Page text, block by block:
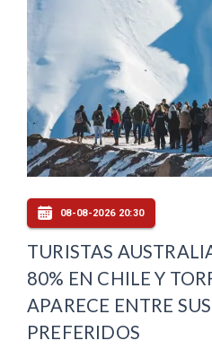
08-08-2026 20:30
TURISTAS
80% EN CHILE Y
APARECE ENTRE
PREFERIDOS